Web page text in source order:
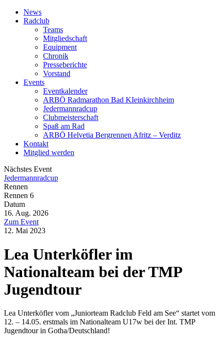
News
Radclub
Teams
Mitgliedschaft
Equipment
Chronik
Presseberichte
Vorstand
Events
Eventkalender
ARBÖ Radmarathon Bad KIeinkirchheim
Jedermannradcup
Clubmeisterschaft
Spaß am Rad
ARBÖ Helvetia Bergrennen Afritz – Verditz
Kontakt
Mitglied werden
Nächstes Event
Jedermannradcup
Rennen
Rennen 6
Datum
16. Aug. 2026
Zum Event
12. Mai 2023
Lea Unterköfler im
Nationalteam bei der TMP
Jugendtour
Lea Unterköfler vom „Juniorteam Radclub Feld am See“ startet vom
12. – 14.05. erstmals im Nationalteam U17w bei der Int. TMP
Jugendtour in Gotha/Deutschland!